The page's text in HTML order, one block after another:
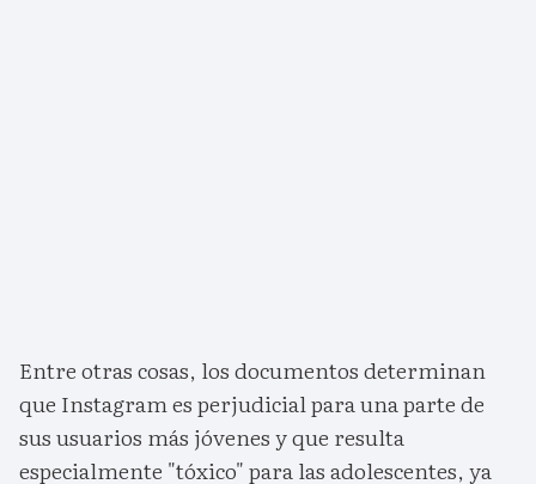
Entre otras cosas, los documentos determinan
que Instagram es perjudicial para una parte de
sus usuarios más jóvenes y que resulta
especialmente "tóxico" para las adolescentes, ya